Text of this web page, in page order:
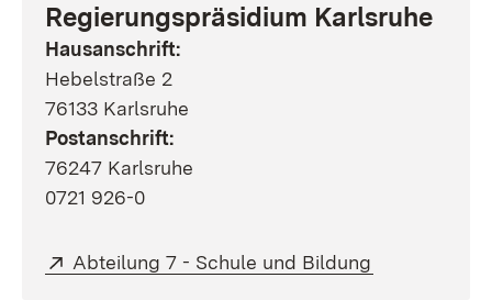
Regierungspräsidium Karlsruhe
Hausanschrift:
Hebelstraße 2
76133 Karlsruhe
Postanschrift:
76247 Karlsruhe
0721 926-0
Extern:
Abteilung 7 - Schule und Bildung